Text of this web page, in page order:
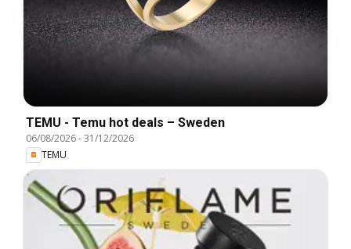
TEMU - Temu hot deals – Sweden
06/08/2026-31/12/2026
TEMU